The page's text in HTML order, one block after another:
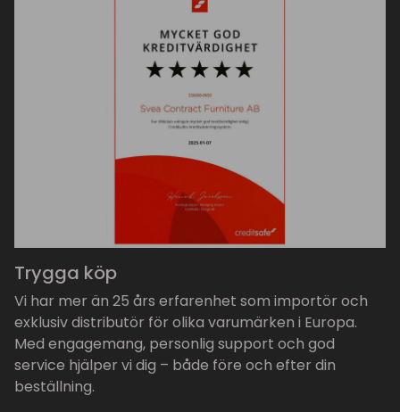
Trygga köp
Vi har mer än 25 års erfarenhet som importör och
exklusiv distributör för olika varumärken i Europa.
Med engagemang, personlig support och god
service hjälper vi dig – både före och efter din
beställning.